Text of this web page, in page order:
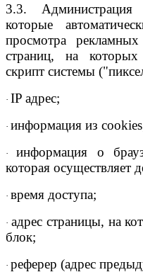
3.3.
которые
просмотра
страниц, на которых
скрипт системы
· IP адрес;
· информация из
·информация о
которая осуществляет
· время доступа;
· адрес страницы, на
блок;
· реферер (адрес